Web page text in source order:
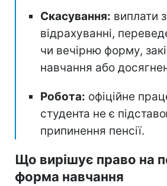
Скасування: виплати
відрахуванні,
чи вечірню форму,
навчання або
Робота: офіційне
студента не є
припинення пенсії.
Що вирішує право на
форма навчання